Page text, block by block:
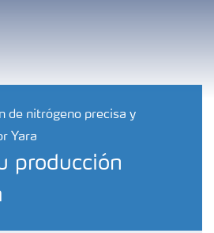
de nitrógeno precisa y
Yara
producción